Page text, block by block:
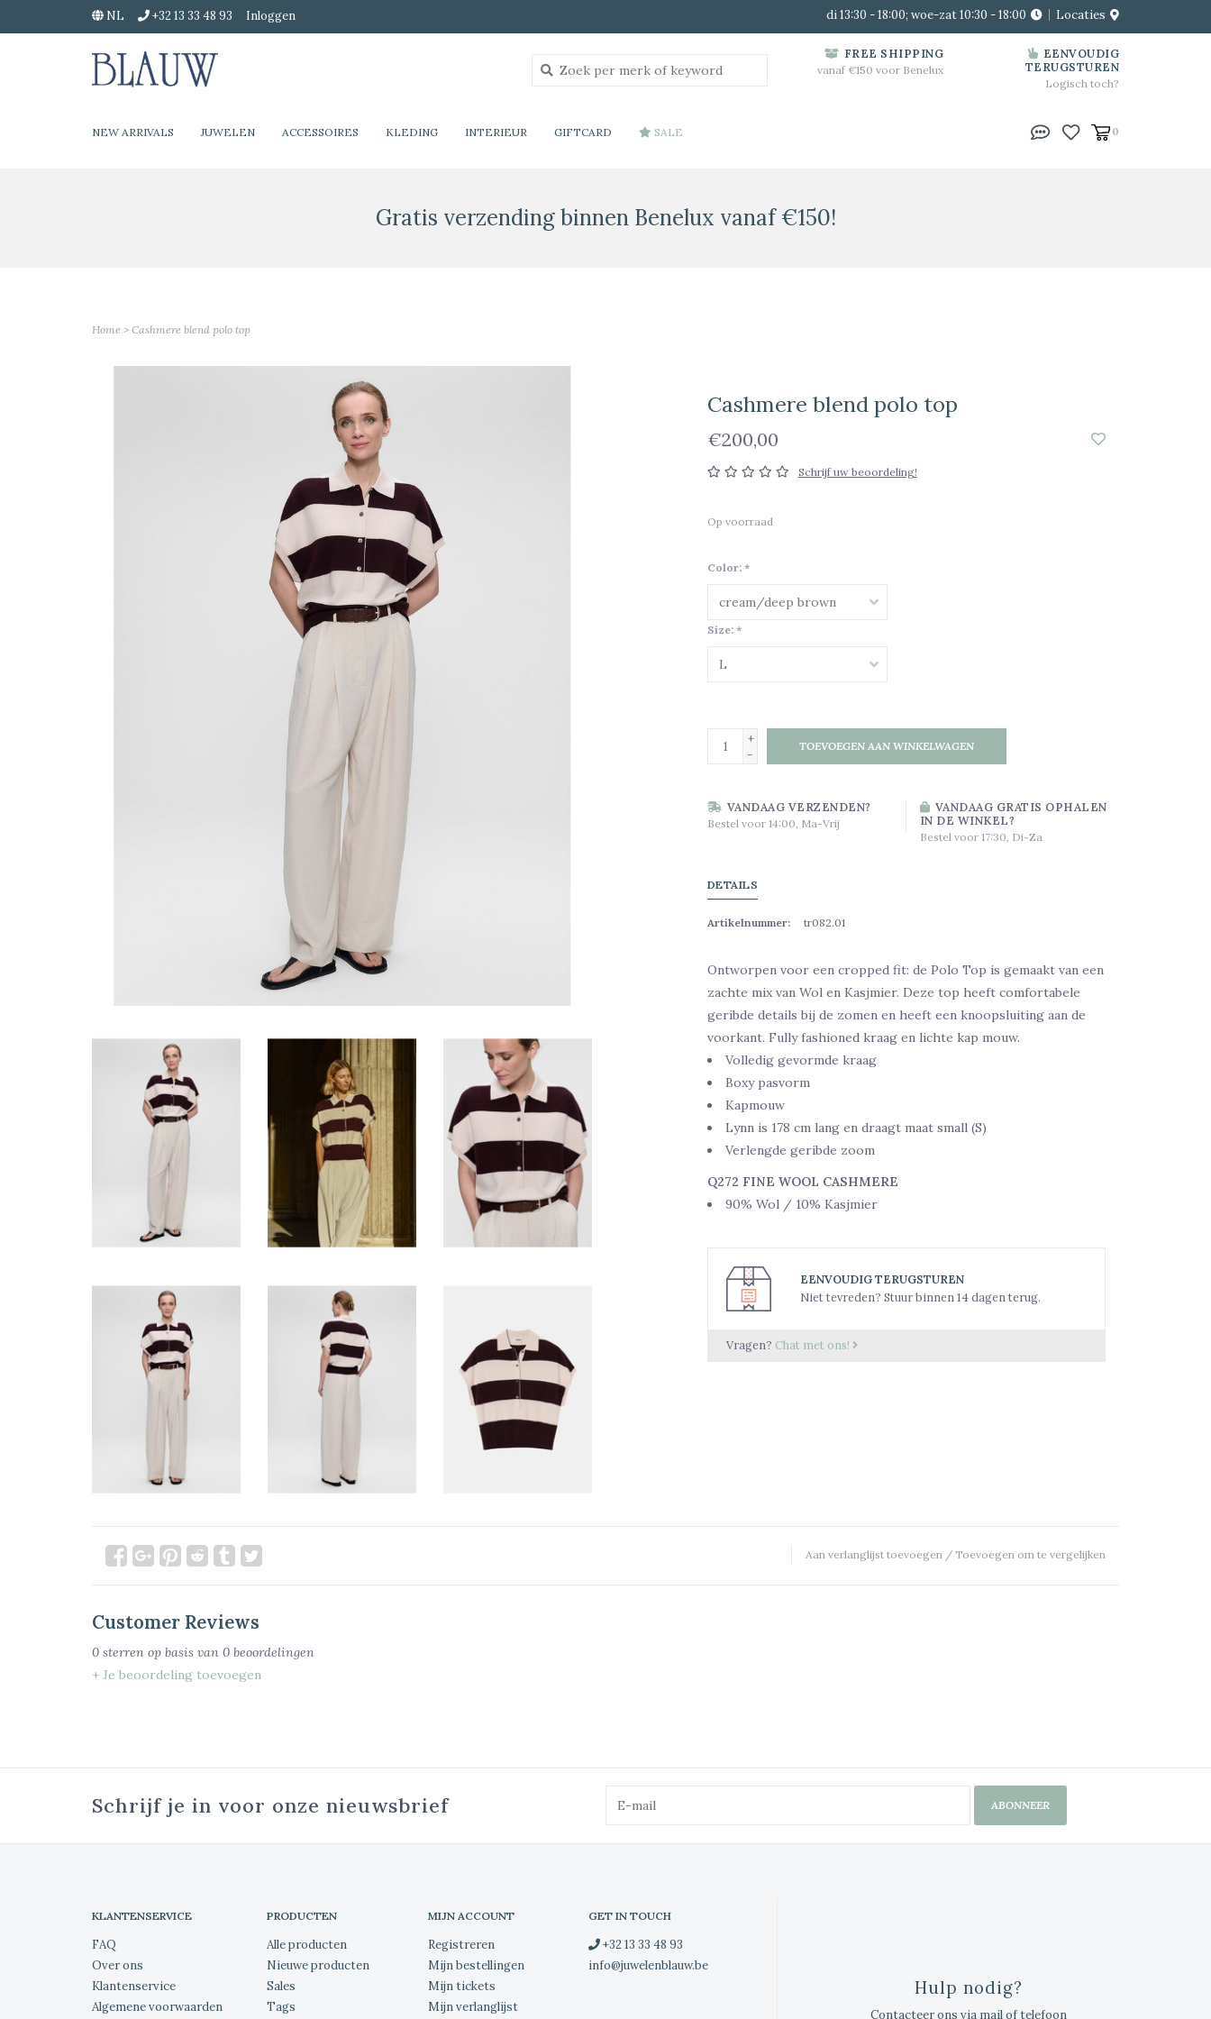
NL +32 13 33 48 93 Inloggen di 13:30 - 18:00; woe-zat 10:30 - 18:00 Locaties
FREE SHIPPING
vanaf €150 voor Benelux
EENVOUDIG
TERUGSTUREN
Logisch toch?
NEW ARRIVALS JUWELEN ACCESSOIRES KLEDING INTERIEUR GIFTCARD SALE 0
Gratis verzending binnen Benelux vanaf €150!
Home > Cashmere blend polo top
Cashmere blend polo top
€200,00
Schrijf uw beoordeling!
Op voorraad
Color: *
Size: *
+
-
TOEVOEGEN AAN WINKELWAGEN
VANDAAG VERZENDEN?
Bestel voor 14:00, Ma-Vrij
VANDAAG GRATIS OPHALEN
IN DE WINKEL?
Bestel voor 17:30, Di-Za
DETAILS
Artikelnummer: tr082.01
Ontworpen voor een cropped fit: de Polo Top is gemaakt van een
zachte mix van Wol en Kasjmier. Deze top heeft comfortabele
geribde details bij de zomen en heeft een knoopsluiting aan de
voorkant. Fully fashioned kraag en lichte kap mouw.
Volledig gevormde kraag
Boxy pasvorm
Kapmouw
Lynn is 178 cm lang en draagt maat small (S)
Verlengde geribde zoom
Q272 FINE WOOL CASHMERE
90% Wol / 10% Kasjmier
EENVOUDIG TERUGSTUREN
Niet tevreden? Stuur binnen 14 dagen terug.
Vragen? Chat met ons!
Aan verlanglijst toevoegen / Toevoegen om te vergelijken
Customer Reviews
0 sterren op basis van 0 beoordelingen
+ Je beoordeling toevoegen
Schrijf je in voor onze nieuwsbrief ABONNEER
KLANTENSERVICE
FAQ
Over ons
Klantenservice
Algemene voorwaarden
PRODUCTEN
Alle producten
Nieuwe producten
Sales
Tags
MIJN ACCOUNT
Registreren
Mijn bestellingen
Mijn tickets
Mijn verlanglijst
GET IN TOUCH
+32 13 33 48 93
info@juwelenblauw.be
Hulp nodig?
Contacteer ons via mail of telefoon